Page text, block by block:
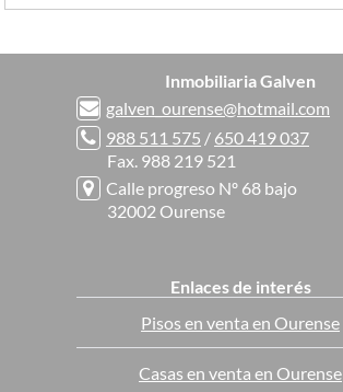
Inmobiliaria Galven
galven_ourense@hotmail.com
988 511 575 / 650 419 037
Fax. 988 219 521
Calle progreso Nº 68 bajo
32002 Ourense
Enlaces de interés
Pisos en venta en Ourense
Casas en venta en Ourense